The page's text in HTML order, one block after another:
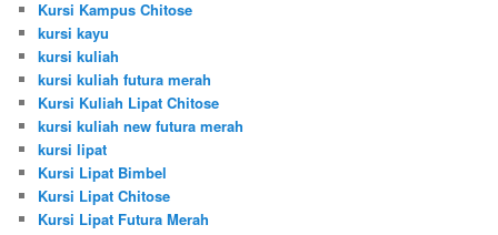
Kursi Kampus Chitose
kursi kayu
kursi kuliah
kursi kuliah futura merah
Kursi Kuliah Lipat Chitose
kursi kuliah new futura merah
kursi lipat
Kursi Lipat Bimbel
Kursi Lipat Chitose
Kursi Lipat Futura Merah